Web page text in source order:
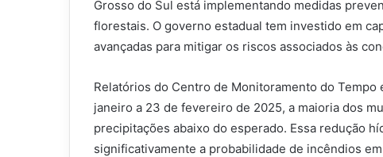
Grosso do Sul está implementando medidas
florestais. O governo estadual tem investido em
avançadas para mitigar os riscos associados às
Relatórios do Centro de Monitoramento do
janeiro a 23 de fevereiro de 2025, a maioria dos
precipitações abaixo do esperado. Essa redução
significativamente a probabilidade de incêndios